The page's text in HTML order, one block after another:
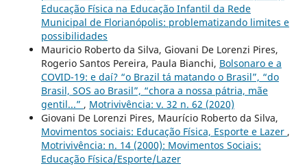
Educação Física na Educação Infantil da Rede
Municipal de Florianópolis: problematizando limites e
possibilidades
Mauricio Roberto da Silva, Giovani De Lorenzi Pires,
Rogerio Santos Pereira, Paula Bianchi, Bolsonaro e a
COVID-19: e daí? “o Brazil tá matando o Brasil”, “do
Brasil, SOS ao Brasil”, “chora a nossa pátria, mãe
gentil...” , Motrivivência: v. 32 n. 62 (2020)
Giovani De Lorenzi Pires, Maurício Roberto da Silva,
Movimentos sociais: Educação Física, Esporte e Lazer ,
Motrivivência: n. 14 (2000): Movimentos Sociais:
Educação Física/Esporte/Lazer